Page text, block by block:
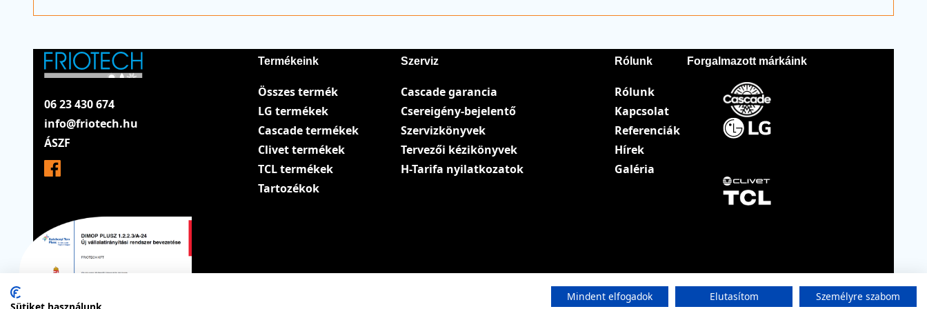
06 23 430 674
info@friotech.hu
ÁSZF
Termékeink
Összes termék
LG termékek
Cascade termékek
Clivet termékek
TCL termékek
Tartozékok
Szerviz
Cascade garancia
Csereigény-bejelentő
Szervizkönyvek
Tervezői kézikönyvek
H-Tarifa nyilatkozatok
Rólunk
Rólunk
Kapcsolat
Referenciák
Hírek
Galéria
Forgalmazott márkáink
Mindent elfogadok Elutasítom Személyre szabom